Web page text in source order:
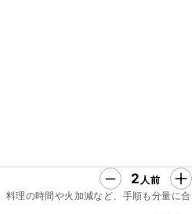
2 人前
料理の時間や火加減など、手順も分量に合